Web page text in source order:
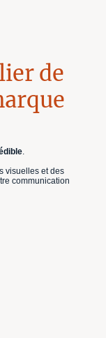
de
.
visuelles et des
communication